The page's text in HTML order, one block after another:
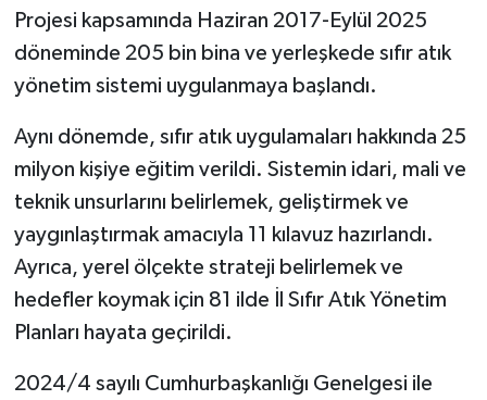
Projesi kapsamında Haziran 2017-Eylül 2025
döneminde 205 bin bina ve yerleşkede sıfır atık
yönetim sistemi uygulanmaya başlandı.
Aynı dönemde, sıfır atık uygulamaları hakkında 25
milyon kişiye eğitim verildi. Sistemin idari, mali ve
teknik unsurlarını belirlemek, geliştirmek ve
yaygınlaştırmak amacıyla 11 kılavuz hazırlandı.
Ayrıca, yerel ölçekte strateji belirlemek ve
hedefler koymak için 81 ilde İl Sıfır Atık Yönetim
Planları hayata geçirildi.
2024/4 sayılı Cumhurbaşkanlığı Genelgesi ile